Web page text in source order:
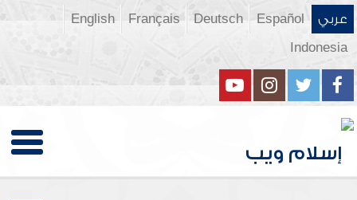
عربي Español
Deutsch
Français
English
Indonesia